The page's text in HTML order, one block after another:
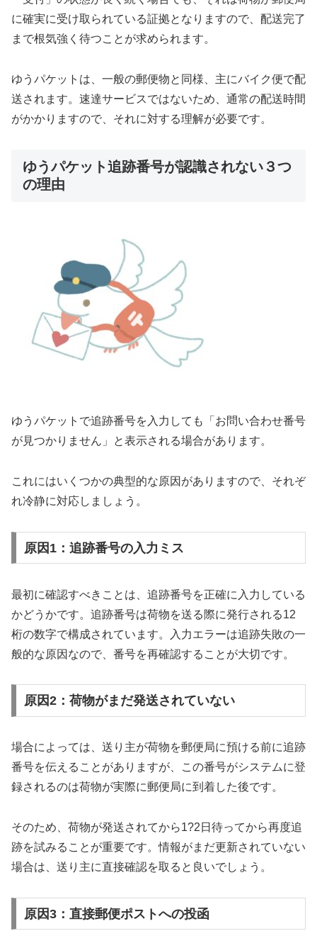
に確実に受け取られている証拠となりますので、配送完了
まで根気強く待つことが求められます。
ゆうパケットは、一般の郵便物と同様、主にバイク便で配
送されます。速達サービスではないため、通常の配送時間
がかかりますので、それに対する理解が必要です。
ゆうパケット追跡番号が認識されない３つ
の理由
ゆうパケットで追跡番号を入力しても「お問い合わせ番号
が見つかりません」と表示される場合があります。
これにはいくつかの典型的な原因がありますので、それぞ
れ冷静に対応しましょう。
原因1：追跡番号の入力ミス
最初に確認すべきことは、追跡番号を正確に入力している
かどうかです。追跡番号は荷物を送る際に発行される12
桁の数字で構成されています。入力エラーは追跡失敗の一
般的な原因なので、番号を再確認することが大切です。
原因2：荷物がまだ発送されていない
場合によっては、送り主が荷物を郵便局に預ける前に追跡
番号を伝えることがありますが、この番号がシステムに登
録されるのは荷物が実際に郵便局に到着した後です。
そのため、荷物が発送されてから1?2日待ってから再度追
跡を試みることが重要です。情報がまだ更新されていない
場合は、送り主に直接確認を取ると良いでしょう。
原因3：直接郵便ポストへの投函